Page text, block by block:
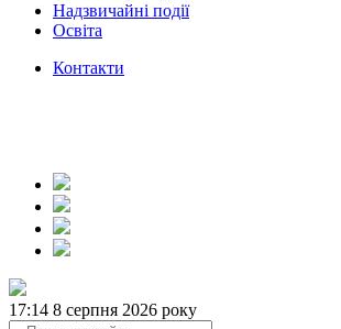
Надзвичайні події
Освіта
Контакти
17:14 8 серпня 2026 року